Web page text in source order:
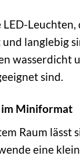
Leuchten,
langlebig
wasserdicht
sind.
im Miniformat
Raum lässt
eine